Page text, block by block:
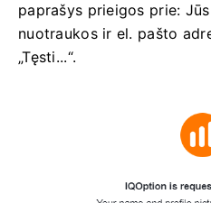
paprašys prieigos prie:
nuotraukos ir el. pašto
„Tęsti...“.